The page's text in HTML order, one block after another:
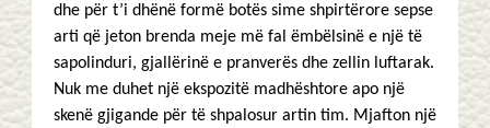
dhe për t’i dhënë formë botës sime shpirtërore sepse
arti që jeton brenda meje më fal ëmbëlsinë e një të
sapolinduri, gjallërinë e pranverës dhe zellin luftarak.
Nuk me duhet një ekspozitë madhështore apo një
skenë gjigande për të shpalosur artin tim. Mjafton një